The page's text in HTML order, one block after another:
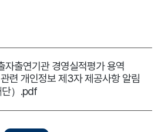
자출연기관 경영실적평가 용역
련 개인정보 제3자 제공사항 알림
단）.pdf